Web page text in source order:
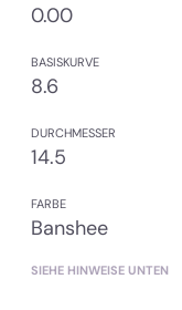
0.00
BASISKURVE
8.6
DURCHMESSER
14.5
FARBE
Banshee
SIEHE HINWEISE UNTEN